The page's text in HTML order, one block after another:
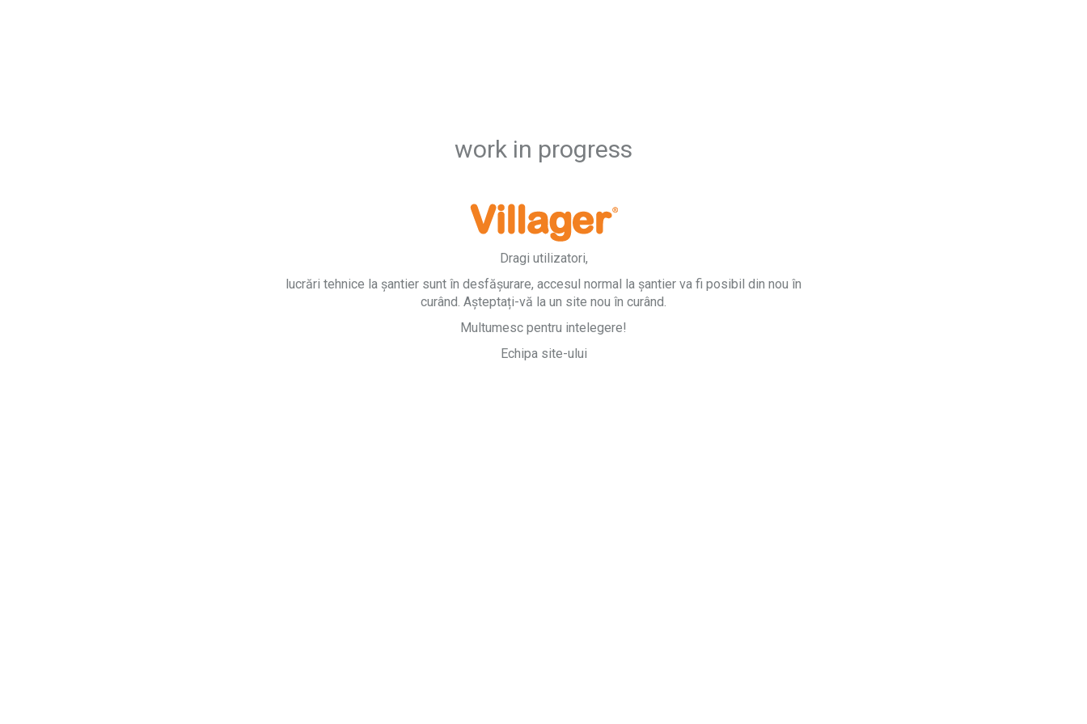
work in progress
Dragi utilizatori,
lucrări tehnice la șantier sunt în desfășurare, accesul normal la șantier va fi posibil din nou în
curând. Așteptați-vă la un site nou în curând.
Multumesc pentru intelegere!
Echipa site-ului